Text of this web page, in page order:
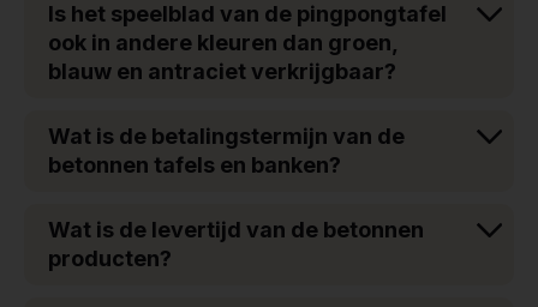
Is het speelblad van de pingpongtafel
ook in andere kleuren dan groen,
blauw en antraciet verkrijgbaar?
Wat is de betalingstermijn van de
betonnen tafels en banken?
Wat is de levertijd van de betonnen
producten?